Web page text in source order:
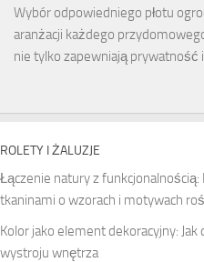
Wybór odpowiedniego płotu
aranżacji każdego
nie tylko zapewniają prywatność
ROLETY I ŻALUZJE
Łączenie natury z
tkaninami o wzorach i motywach
Kolor jako element dekoracyjny:
wystroju wnętrza